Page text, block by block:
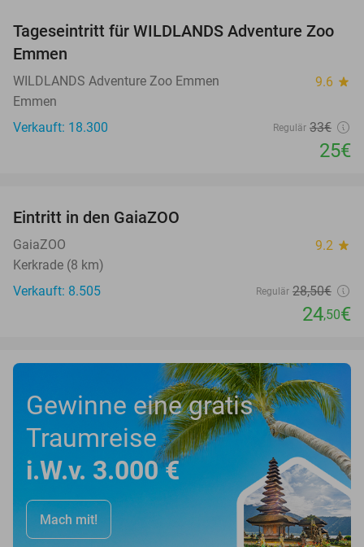
24%
Tageseintritt für WILDLANDS Adventure Zoo
Emmen
WILDLANDS Adventure Zoo Emmen 9.6 star
Emmen
Verkauft: 18.300
Regulär 33€
25€
Eintritt in den GaiaZOO
GaiaZOO 9.2 star
Kerkrade (8 km)
Verkauft: 8.505
Regulär 28,50€
24,50€
Gewinne eine gratis
Traumreise
i.W.v. 3.000 €
Mach mit!